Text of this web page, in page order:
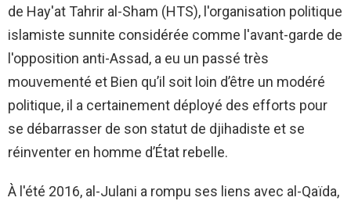
de Hay'at Tahrir al-Sham (HTS), l'organisation politique
islamiste sunnite considérée comme l'avant-garde de
l'opposition anti-Assad, a eu un passé très
mouvementé et Bien qu’il soit loin d’être un modéré
politique, il a certainement déployé des efforts pour
se débarrasser de son statut de djihadiste et se
réinventer en homme d’État rebelle.
À l'été 2016, al-Julani a rompu ses liens avec al-Qaïda,